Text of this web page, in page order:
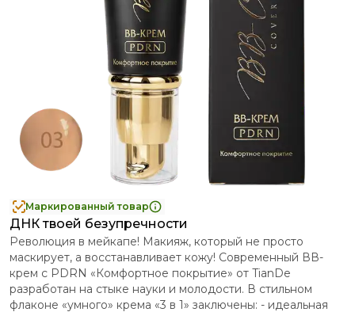
Маркированный товар
ДНК твоей безупречности
Революция в мейкапе! Макияж, который не просто
маскирует, а восстанавливает кожу! Современный ВВ-
крем с PDRN «Комфортное покрытие» от TianDe
разработан на стыке науки и молодости. В стильном
флаконе «умного» крема «3 в 1» заключены: - идеальная